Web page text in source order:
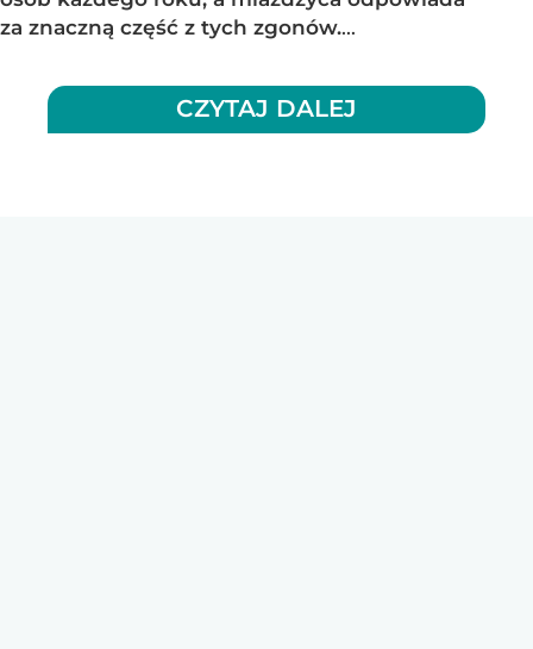
za znaczną część z tych zgonów....
CZYTAJ DALEJ